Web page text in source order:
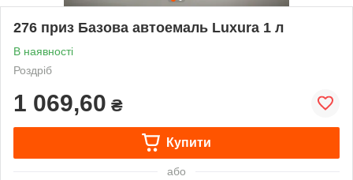
276 приз Базова автоемаль Luxura 1 л
В наявності
Роздріб
1 069,60 ₴
Купити
або